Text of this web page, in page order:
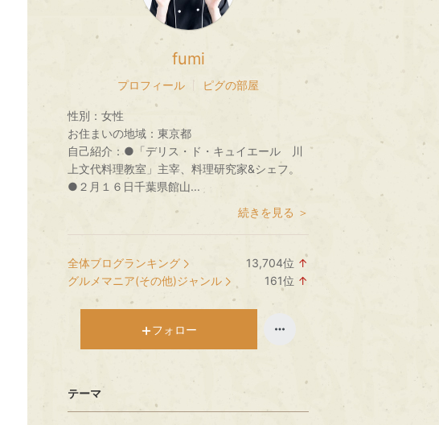
fumi
プロフィール ピグの部屋
性別： 女性
お住まいの地域： 東京都
自己紹介：●「デリス・ド・キュイエール 川
上文代料理教室」主宰、料理研究家&シェフ。
●２月１６日千葉県館山...
続きを見る ＞
全体ブログランキング 13,704位 ↑
グルメマニア(その他)ジャンル 161位 ↑
フォロー
テーマ